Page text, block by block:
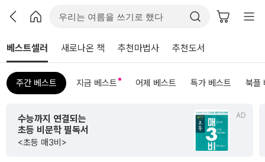
베스트셀러 새로나온 책 추천마법사 추천도서
주간 베스트 지금 베스트 어제 베스트 특가 베스트 북플
AD
수능까지 연결되는
초등 비문학 필독서
<초등 매3비>